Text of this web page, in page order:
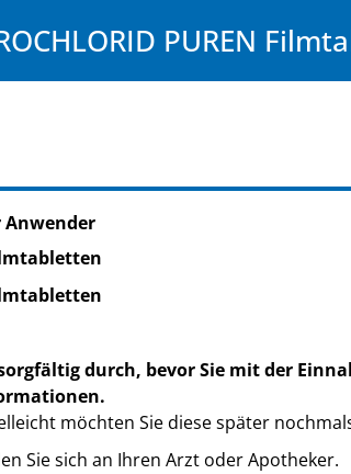
PUREN
durch, bevor Sie mit der
möchten Sie diese später
Sie sich an Ihren Arzt oder Apotheker.